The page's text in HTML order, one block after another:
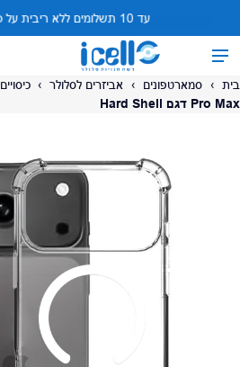
עד 10 תשלומים ללא ריבית על כל האתר
המוצר נוסף לעגלה
לתשלום
בית › סמארטפונים › אביזרים לסלולר › כיסויים
Pro Max דגם Hard Shell
על המוצר